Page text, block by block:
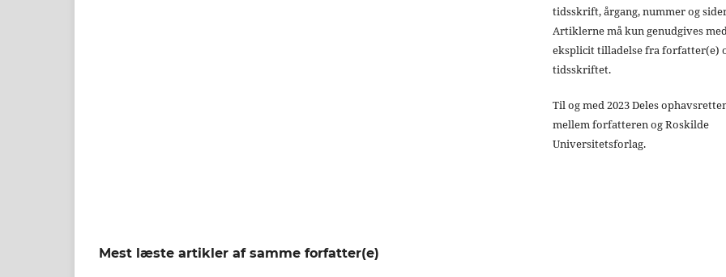
tidsskrift, årgang, nummer og
Artiklerne må kun genudgives
eksplicit tilladelse fra forfatter(e)
tidsskriftet.
Til og med 2023 Deles
mellem forfatteren og Roskilde
Universitetsforlag.
Mest læste artikler af samme forfatter(e)